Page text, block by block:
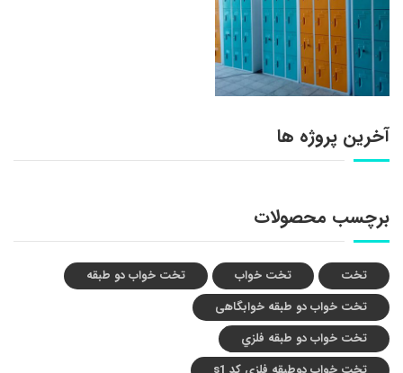
آخرین پروژه ها
برچسب محصولات
تخت تخت خواب
تخت خواب دو طبقه
تخت خواب دو طبقه خوابگاهی
تخت خواب دو طبقه فلزي